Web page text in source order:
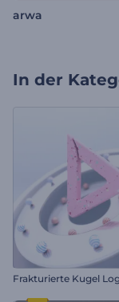
arwa
In der
Frakturierte Kugel